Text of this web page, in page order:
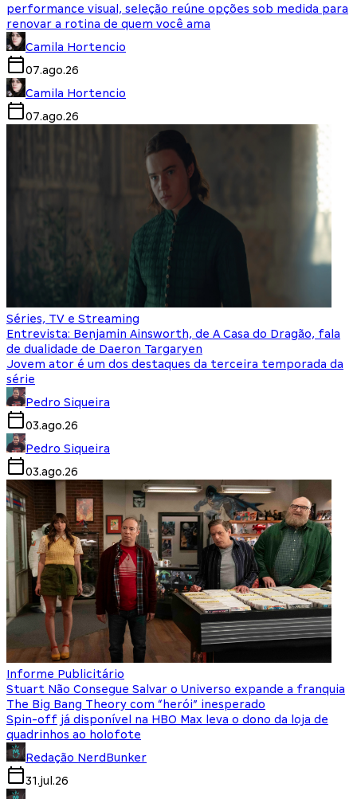
performance visual, seleção reúne opções sob medida para
renovar a rotina de quem você ama
Camila Hortencio
07.ago.26
Camila Hortencio
07.ago.26
Séries, TV e Streaming
Entrevista: Benjamin Ainsworth, de A Casa do Dragão, fala
de dualidade de Daeron Targaryen
Jovem ator é um dos destaques da terceira temporada da
série
Pedro Siqueira
03.ago.26
Pedro Siqueira
03.ago.26
Informe Publicitário
Stuart Não Consegue Salvar o Universo expande a franquia
The Big Bang Theory com “herói” inesperado
Spin-off já disponível na HBO Max leva o dono da loja de
quadrinhos ao holofote
Redação NerdBunker
31.jul.26